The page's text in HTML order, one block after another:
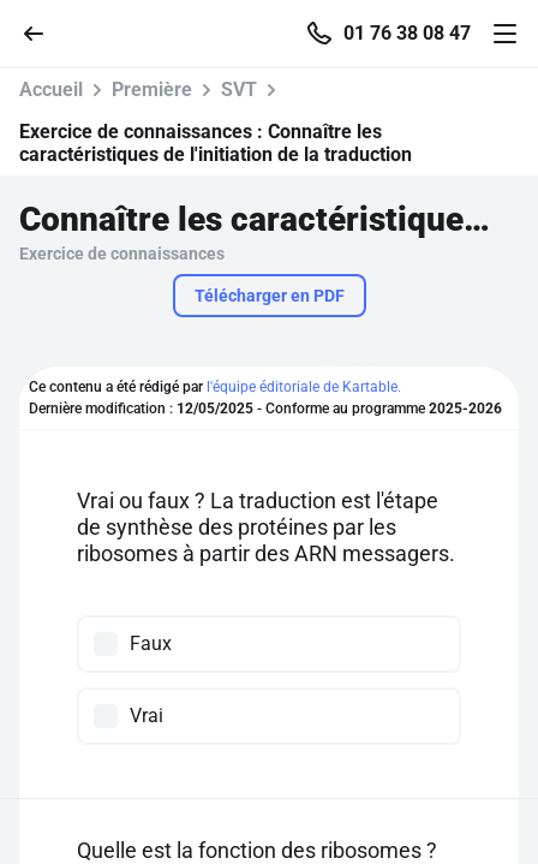
01 76 38 08 47
Parcourir
Se connecter
Pour profiter de 10 contenus offerts.
Accueil Première
SVT
Exercice de connaissances : Connaître les
caractéristiques de l'initiation de la traduction
Connaître les caractéristiques de l'initiation de la traduction
Exercice de connaissances
Télécharger en PDF
Ce contenu a été rédigé par l'équipe éditoriale de Kartable.
Dernière modification : 12/05/2025 - Conforme au programme 2025-2026
Vrai ou faux ? La traduction est l'étape
de synthèse des protéines par les
ribosomes à partir des ARN messagers.
Faux
Vrai
Quelle est la fonction des ribosomes ?